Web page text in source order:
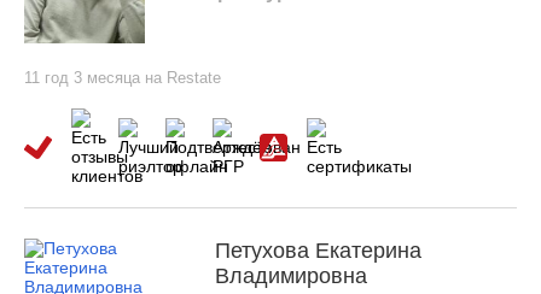
11 год 3 месяца на Restate
Петухова Екатерина
Владимировна